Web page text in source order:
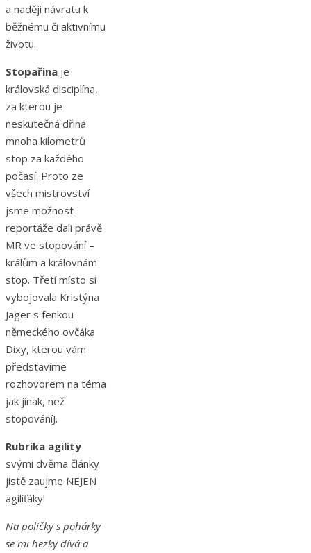
a naději návratu k
běžnému či aktivnímu
životu.
Stopařina je
královská disciplína,
za kterou je
neskutečná dřina
mnoha kilometrů
stop za každého
počasí. Proto ze
všech mistrovství
jsme možnost
reportáže dali právě
MR ve stopování –
králům a královnám
stop. Třetí místo si
vybojovala Kristýna
Jäger s fenkou
německého ovčáka
Dixy, kterou vám
představíme
rozhovorem na téma
jak jinak, než
stopováníJ.
Rubrika agility
svými dvěma články
jistě zaujme NEJEN
agiliťáky!
Na poličky s pohárky
se mi hezky dívá a